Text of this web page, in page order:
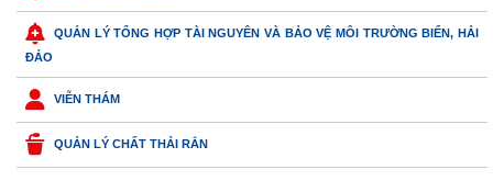
QUẢN LÝ TỔNG HỢP TÀI NGUYÊN VÀ BẢO VỆ MÔI TRƯỜNG BIỂN, HẢI
ĐẢO
VIỄN THÁM
QUẢN LÝ CHẤT THẢI RẮN